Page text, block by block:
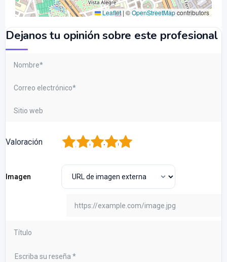
Leaflet | ©OpenStreetMapcontributors
Dejanos tu opinión sobre este profesional
Valoración 5
4
3
2
Imagen